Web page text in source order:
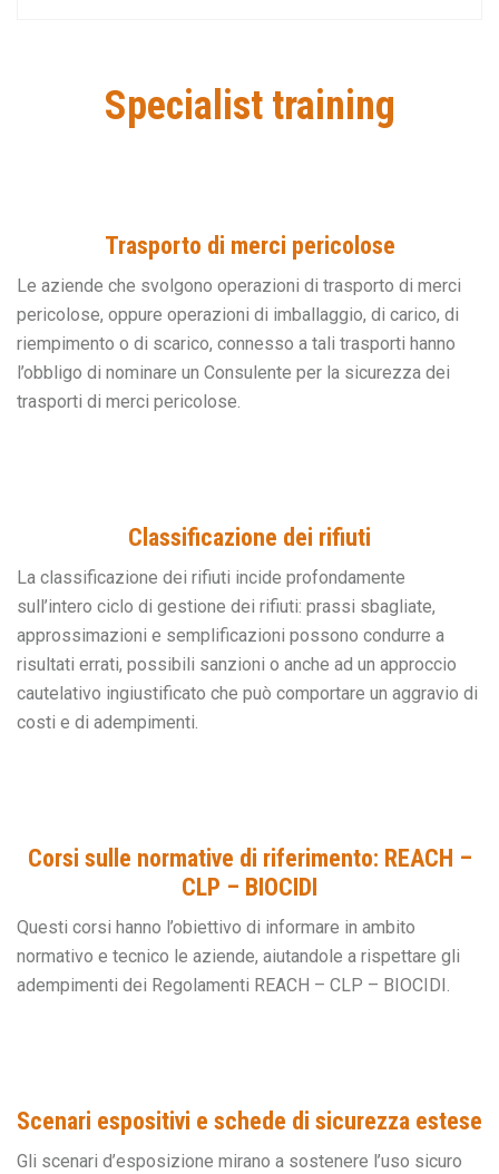
Specialist training
Trasporto di merci pericolose
Le aziende che svolgono operazioni di trasporto di merci
pericolose, oppure operazioni di imballaggio, di carico, di
riempimento o di scarico, connesso a tali trasporti hanno
l’obbligo di nominare un Consulente per la sicurezza dei
trasporti di merci pericolose.
Classificazione dei rifiuti
La classificazione dei rifiuti incide profondamente
sull’intero ciclo di gestione dei rifiuti: prassi sbagliate,
approssimazioni e semplificazioni possono condurre a
risultati errati, possibili sanzioni o anche ad un approccio
cautelativo ingiustificato che può comportare un aggravio di
costi e di adempimenti.
Corsi sulle normative di riferimento: REACH –
CLP – BIOCIDI
Questi corsi hanno l’obiettivo di informare in ambito
normativo e tecnico le aziende, aiutandole a rispettare gli
adempimenti dei Regolamenti REACH – CLP – BIOCIDI.
Scenari espositivi e schede di sicurezza estese
Gli scenari d’esposizione mirano a sostenere l’uso sicuro